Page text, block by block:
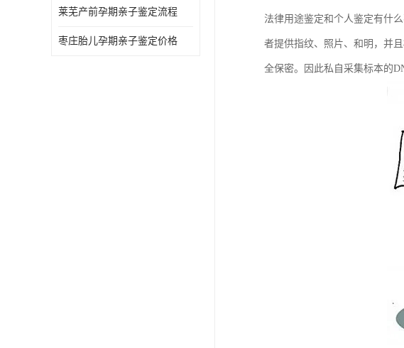
莱芜产前孕期亲子鉴定流程
枣庄胎儿孕期亲子鉴定价格
法律用途鉴定和个人鉴定有什
者提供指纹、照片、和明，并
全保密。因此私自采集标本的